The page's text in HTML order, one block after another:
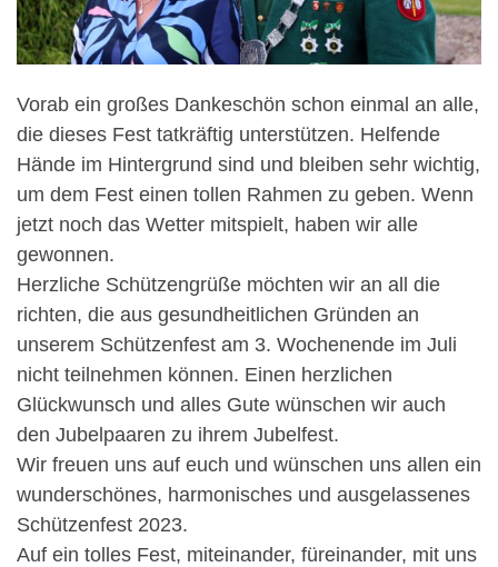
Vorab ein großes Dankeschön schon einmal an alle,
die dieses Fest tatkräftig unterstützen. Helfende
Hände im Hintergrund sind und bleiben sehr wichtig,
um dem Fest einen tollen Rahmen zu geben. Wenn
jetzt noch das Wetter mitspielt, haben wir alle
gewonnen.
Herzliche Schützengrüße möchten wir an all die
richten, die aus gesundheitlichen Gründen an
unserem Schützenfest am 3. Wochenende im Juli
nicht teilnehmen können. Einen herzlichen
Glückwunsch und alles Gute wünschen wir auch
den Jubelpaaren zu ihrem Jubelfest.
Wir freuen uns auf euch und wünschen uns allen ein
wunderschönes, harmonisches und ausgelassenes
Schützenfest 2023.
Auf ein tolles Fest, miteinander, füreinander, mit uns